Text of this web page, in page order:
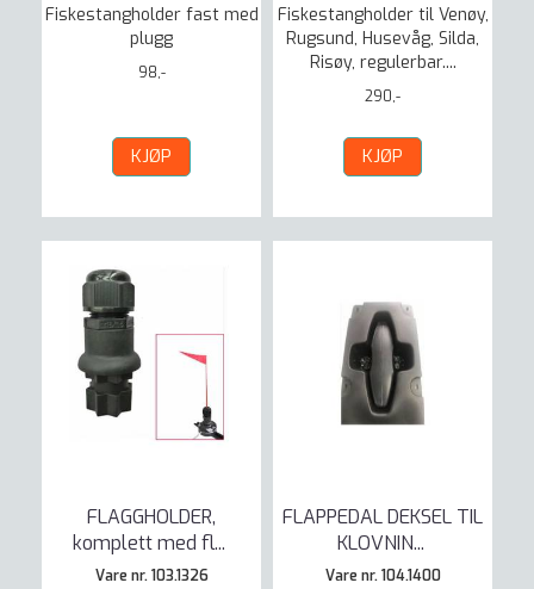
Fiskestangholder fast med
plugg
98,-
KJØP
Fiskestangholder til Venøy,
Rugsund, Husevåg, Silda,
Risøy, regulerbar....
290,-
KJØP
FLAGGHOLDER,
komplett med fl...
Vare nr. 103.1326
FLAPPEDAL DEKSEL TIL
KLOVNIN...
Vare nr. 104.1400